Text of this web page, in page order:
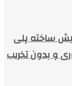
ساخته پلی
و بدون تخریب